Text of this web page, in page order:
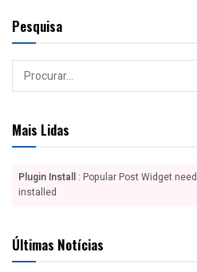
Pesquisa
Mais Lidas
Plugin Install : Popular Post Widget
installed
Últimas Notícias